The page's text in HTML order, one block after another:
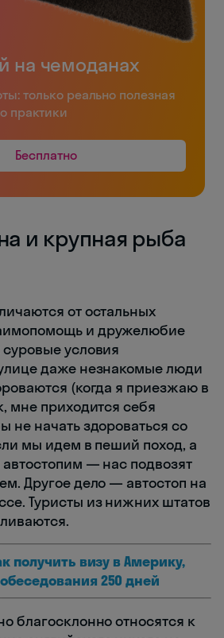
на чемоданах
только реально полезная
практики
Бесплатно
и крупная рыба
от остальных
и дружелюбие
условия
даже незнакомые люди
(когда я приезжаю в
мне приходится себя
не начать здороваться со
мы идем в пеший поход, а
— нас подвозят
Другое дело — автостоп на
Туристы из нижних штатов
получить визу в Америку,
250 дней
благосклонно относятся к